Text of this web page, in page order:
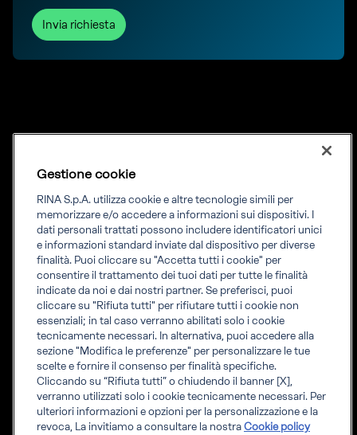
Invia richiesta
Priming your future
RINA Prime supporta i propri clienti nella transizione verso un
futuro più evoluto e sostenibile
Informati
Scopri RINA
Info legali
Compliance
Whistleblowing
Gestione cookie
RINA S.p.A. utilizza cookie e altre tecnologie simili per
memorizzare e/o accedere a informazioni sui dispositivi. I
dati personali trattati possono includere identificatori unici
e informazioni standard inviate dal dispositivo per diverse
finalità. Puoi cliccare su "Accetta tutti i cookie" per
consentire il trattamento dei tuoi dati per tutte le finalità
indicate da noi e dai nostri partner. Se preferisci, puoi
cliccare su "Rifiuta tutti" per rifiutare tutti i cookie non
essenziali; in tal caso verranno abilitati solo i cookie
tecnicamente necessari. In alternativa, puoi accedere alla
sezione "Modifica le preferenze" per personalizzare le tue
scelte e fornire il consenso per finalità specifiche.
Cliccando su “Rifiuta tutti” o chiudendo il banner [X],
verranno utilizzati solo i cookie tecnicamente necessari. Per
ulteriori informazioni e opzioni per la personalizzazione e la
revoca, La invitiamo a consultare la nostra Cookie policy